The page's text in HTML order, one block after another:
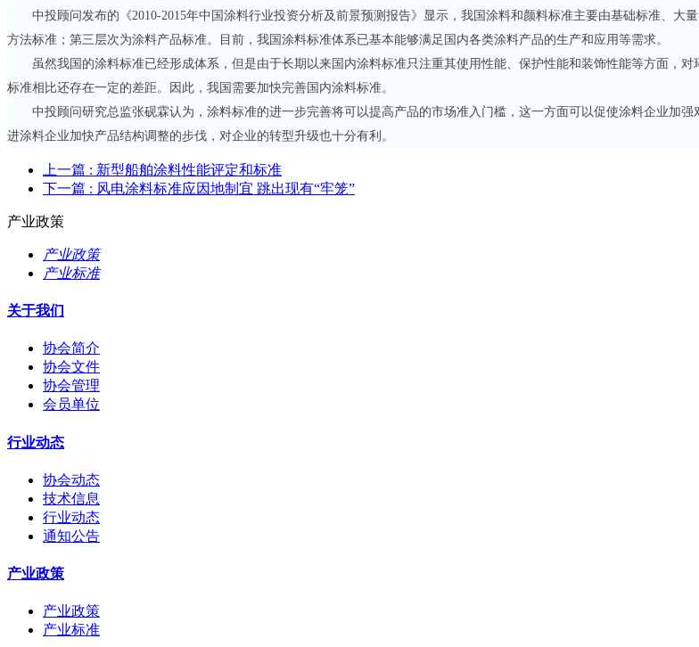
中投顾问发布的《2010-2015年中国涂料行业投资分析及前景预测报告》显示，我国涂料和颜料标准主要由基础标准、
方法标准；第三层次为涂料产品标准。目前，我国涂料标准体系已基本能够满足国内各类涂料产品的生产和应用等需求。
虽然我国的涂料标准已经形成体系，但是由于长期以来国内涂料标准只注重其使用性能、保护性能和装饰性能等方面，
标准相比还存在一定的差距。因此，我国需要加快完善国内涂料标准。
中投顾问研究总监张砚霖认为，涂料标准的进一步完善将可以提高产品的市场准入门槛，这一方面可以促使涂料企业加
进涂料企业加快产品结构调整的步伐，对企业的转型升级也十分有利。
上一篇 : 新型船舶涂料性能评定和标准
下一篇 : 风电涂料标准应因地制宜 跳出现有“牢笼”
产业政策
产业政策
产业标准
关于我们
协会简介
协会文件
协会管理
会员单位
行业动态
协会动态
技术信息
行业动态
通知公告
产业政策
产业政策
产业标准